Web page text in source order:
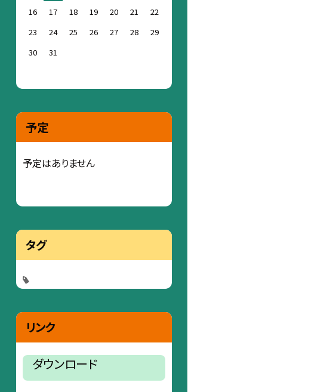
16
17 18 19 20 21
22
23
24 25 26 27 28
29
30
31
予定
予定はありません
タグ
リンク
ダウンロード